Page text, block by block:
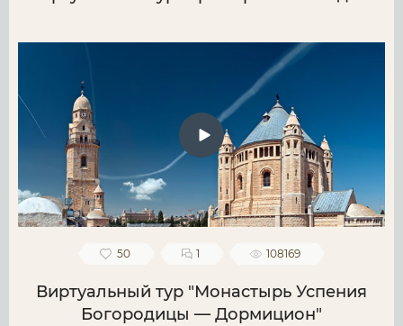
50 1 108169
Виртуальный тур "Монастырь Успения
Богородицы — Дормицион"